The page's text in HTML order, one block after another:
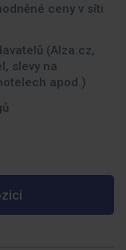
ceny v síti
(Alza.cz,
slevy na
apod.)